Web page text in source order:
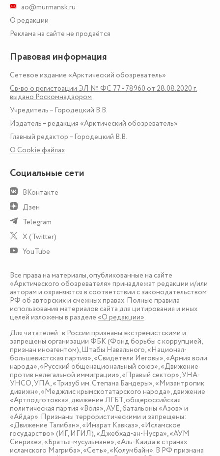
ao@murmansk.ru
О редакции
Реклама на сайте не продаётся
Правовая информация
Сетевое издание «Арктический обозреватель»
Св-во о регистрации ЭЛ № ФС 77 - 78960 от 28.08.2020 г.
выдано Роскомнадзором
Учредитель – Городецкий В.В.
Издатель – редакция «Арктический обозреватель»
Главный редактор – Городецкий В.В.
О Сookie файлах
Социальные сети
ВКонтакте
Дзен
Telegram
X (Twitter)
YouTube
Все права на материалы, опубликованные на сайте
«Арктического обозревателя» принадлежат редакции и/или
авторам и охраняются в соответствии с законодательством
РФ об авторских и смежных правах. Полные правила
использования материалов сайта для цитирования и иных
целей изложены в разделе «О редакции».
Для читателей: в России признаны экстремистскими и
запрещены организации ФБК (Фонд борьбы с коррупцией,
признан иноагентом), Штабы Навального, «Национал-
большевистская партия», «Свидетели Иеговы», «Армия воли
народа», «Русский общенациональный союз», «Движение
против нелегальной иммиграции», «Правый сектор», УНА-
УНСО, УПА, «Тризуб им. Степана Бандеры», «Мизантропик
дивижн», «Меджлис крымскотатарского народа», движение
«Артподготовка», движение ЛГБТ, общероссийская
политическая партия «Воля», АУЕ, батальоны «Азов» и
«Айдар». Признаны террористическими и запрещены:
«Движение Талибан», «Имарат Кавказ», «Исламское
государство» (ИГ, ИГИЛ), «Джебхад-ан-Нусра», «АУМ
Синрике», «Братья-мусульмане», «Аль-Каида в странах
исламского Магриба», «Сеть», «Колумбайн». В РФ признана